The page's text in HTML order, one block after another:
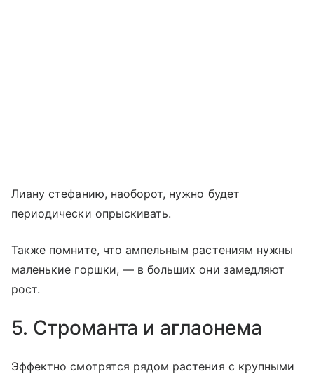
Лиану стефанию, наоборот, нужно будет
периодически опрыскивать.
Также помните, что ампельным растениям нужны
маленькие горшки, — в больших они замедляют
рост.
5. Строманта и аглаонема
Эффектно смотрятся рядом растения с крупными